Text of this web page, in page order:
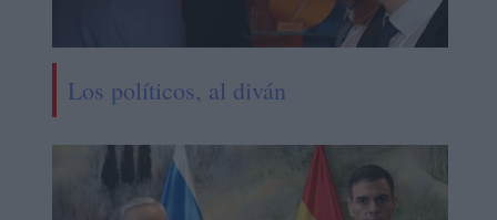
Los políticos, al diván